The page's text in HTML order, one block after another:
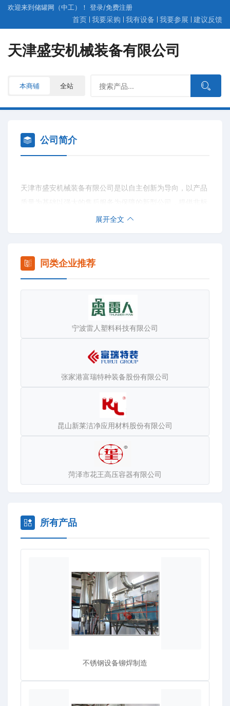
欢迎来到储罐网（中工）！ 登录/免费注册
首页 我要采购 我有设备 我要参展 建议反馈
天津盛安机械装备有限公司
本商铺 全站
公司简介
天津市盛安机械装备有限公司是以自主创新为导向，以产品
配套设备的铆焊、制造、；承揽有色金属铸造加工、机电一
央除尘系统，中央吸尘系统）以及图纸工艺加工
生产发酵罐、成品罐及其它不锈钢产品以及其他配套、成套
设备等。 为确保产品涉及行业，为葡萄酒业、果酒业、
乳制品业整套生产线的咨询、设计、制造。
展开全文
同类企业推荐
宁波雷人塑料科技有限公司
张家港富瑞特种装备股份有限公司
昆山新莱洁净应用材料股份有限公司
菏泽市花王高压容器有限公司
所有产品
不锈钢设备铆焊制造